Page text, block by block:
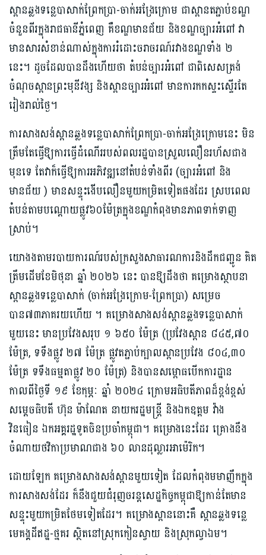
ស្ពានឆ្លងទន្លេបាសាក់ព្រែកប្រា-ចាក់អង្រែក្រោម ជាស្ពានតភ្ជាប់ខណ្ឌ
ចំនួនពីរក្នុងរាជធានីភ្នំពេញ គឺខណ្ឌមានជ័យ និងខណ្ឌច្បារអំពៅ វា
មានសារសំខាន់ណាស់ក្នុងការរំដោះចរាចរណ៍រវាងខណ្ឌទាំង ២
នេះ។ ដូចដែលបានដឹងហើយថា តំបន់ច្បារអំពៅ ជាពិសេសត្រង់
ចំណុចស្ពានព្រះមុនីវង្ស និងស្ពានច្បារអំពៅ មានការកកស្ទះស្ទើរតែ
រៀងរាល់ថ្ងៃ។
ការសាងសង់ស្ពានឆ្លងទន្លេបាសាក់ព្រែកប្រា-ចាក់អង្រែក្រោមនេះ មិន
ត្រឹមតែធ្វើឱ្យការធ្វើដំណើររបស់ពលរដ្ឋបានស្រួលលឿនរហ័សជាង
មុនទេ តែវាក៏ធ្វើឱ្យការអភិវឌ្ឍនៅតំបន់ទាំងពីរ (ច្បារអំពៅ និង
មានជ័យ ) មានសន្ទុះងើបលឿនមួយកម្រិតទៀតផងដែរ ស្របពេល
តំបន់តាមបណ្ដោយផ្លូវ៦០ម៉ែត្រក្នុងខណ្ឌកំពុងមានភាពទាក់ទាញ
ស្រាប់។
យោងងតាមរបាយការណ៍របស់ក្រសួងសាធារណការនិងដឹកជញ្ជូន គិត
ត្រឹមដើមខែមិថុនា ឆ្នាំ ២០២៦ នេះ បានឱ្យដឹងថា គម្រោងស្ថាបនា
ស្ពានឆ្លងទន្លេបាសាក់ (ចាក់អង្រែក្រោម-ព្រែកប្រា) សម្រេច
បាន៧៣ភាគរយហើយ ។ គម្រោងសាងសង់ស្ពានឆ្លងទន្លេបាសាក់
មួយនេះ មានប្រវែងសរុប ១ ៦៥០ ម៉ែត្រ (ប្រវែងស្ពាន ៨៤៥,៧០
ម៉ែត្រ, ទទឹងផ្លូវ ២៧ ម៉ែត្រ ផ្លូវតភ្ជាប់ក្បាលស្ពានប្រវែង ៨០៤,៣០
ម៉ែត្រ ទទឹងធម្មតាផ្លូវ ២០ ម៉ែត្រ) និងបានសម្ពោធបើកការដ្ឋាន
កាលពីថ្ងៃទី ១៩ ខែកុម្ភៈ ឆ្នាំ ២០២៤ ក្រោមអធិបតីភាពដ៏ខ្ពង់ខ្ពស់
សម្ដេចធិបតី ហ៊ុន ម៉ាណែត នាយករដ្ឋមន្ត្រី និងឯកឧត្តម វ៉ាង
វិនធៀន ឯកអគ្គរដ្ឋទូតចិនប្រចាំកម្ពុជា។ គម្រោងនេះដែរ គ្រោងនឹង
ចំណាយថវិកាប្រមាណជាង ៦០ លានដុល្លារអាម៉េរិក។
ដោយឡែក គម្រោងសាងសង់ស្ពានមួយទៀត ដែលកំពុងមមាញឹកក្នុង
ការសាងសង់ដែរ ក៏នឹងជួយជំរុញចរន្តសេដ្ឋកិច្ចកម្ពុជាឱ្យកាន់តែមាន
សន្ទុះមួយកម្រិតថែមទៀតដែរ។ គម្រោងស្ពាននោះគឺ ស្ពានឆ្លងទន្លេ
មេគង្គដីឥដ្ឋ-ថ្មគរ ស្ថិតនៅស្រុកកៀនស្វាយ និងស្រុកល្វាឯម។